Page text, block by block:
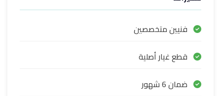
فنيين متخصصين
قطع غيار أصلية
ضمان 6 شهور